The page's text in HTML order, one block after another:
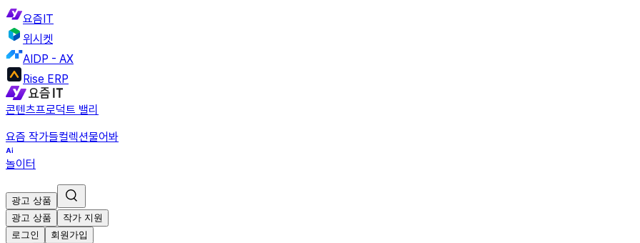
요즘IT
위시켓
AIDP - AX
Rise ERP
콘텐츠프로덕트 밸리
요즘 작가들컬렉션물어봐
놀이터
광고 상품
광고 상품
작가 지원
로그인
회원가입